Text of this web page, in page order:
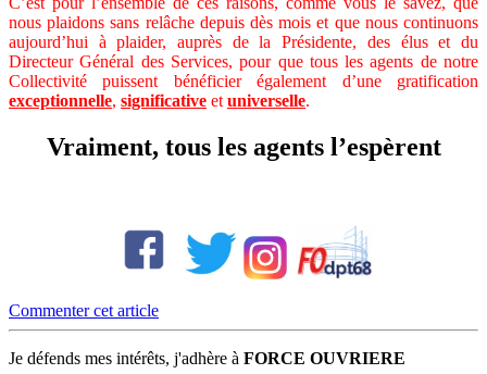
nous plaidons sans relâche depuis dès mois et que nous continuons
aujourd’hui à plaider, auprès de la Présidente, des élus et du
Directeur Général des Services, pour que tous les agents de notre
Collectivité puissent bénéficier également d’une gratification
exceptionnelle, significative et universelle.
Vraiment, tous les agents l’espèrent
Commenter cet article
Je défends mes intérêts, j'adhère à FORCE OUVRIERE